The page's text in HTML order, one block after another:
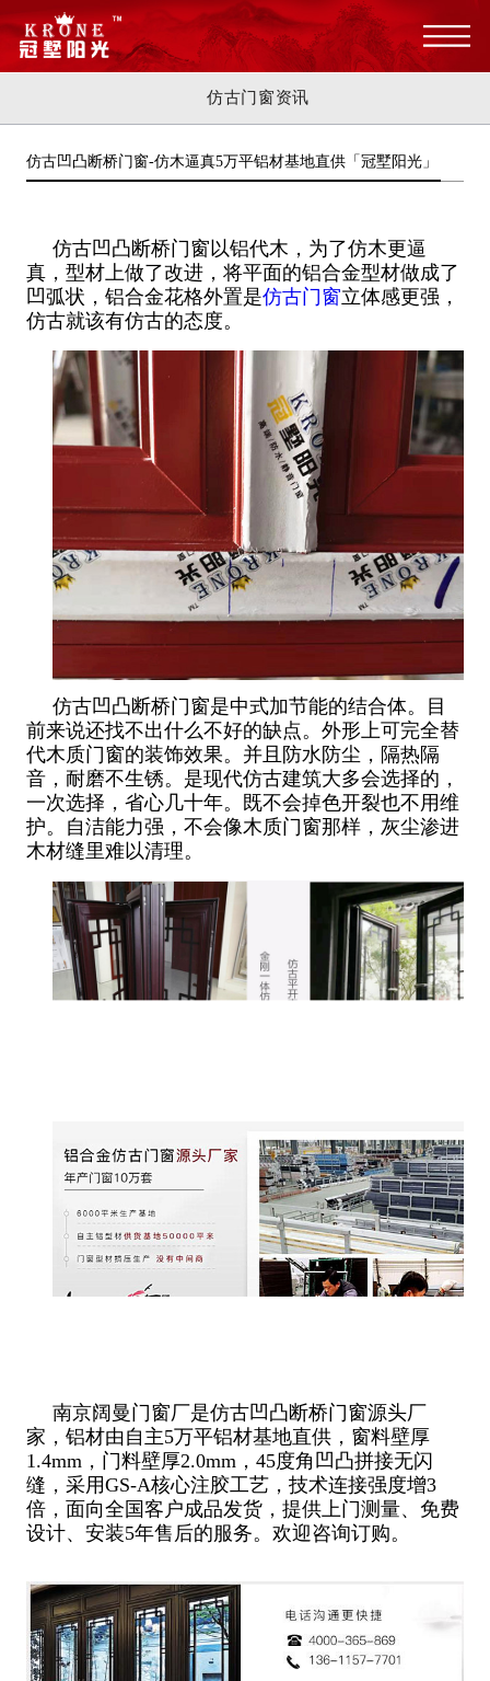
仿古门窗资讯
仿古凹凸断桥门窗-仿木逼真5万平铝材基地直供「冠墅阳光」
仿古凹凸断桥门窗以铝代木，为了仿木更逼
真，型材上做了改进，将平面的铝合金型材做成了
凹弧状，铝合金花格外置是仿古门窗立体感更强，
仿古就该有仿古的态度。
仿古凹凸断桥门窗是中式加节能的结合体。目
前来说还找不出什么不好的缺点。外形上可完全替
代木质门窗的装饰效果。并且防水防尘，隔热隔
音，耐磨不生锈。是现代仿古建筑大多会选择的，
一次选择，省心几十年。既不会掉色开裂也不用维
护。自洁能力强，不会像木质门窗那样，灰尘渗进
木材缝里难以清理。
南京阔曼门窗厂是仿古凹凸断桥门窗源头厂
家，铝材由自主5万平铝材基地直供，窗料壁厚
1.4mm，门料壁厚2.0mm，45度角凹凸拼接无闪
缝，采用GS-A核心注胶工艺，技术连接强度增3
倍，面向全国客户成品发货，提供上门测量、免费
设计、安装5年售后的服务。欢迎咨询订购。